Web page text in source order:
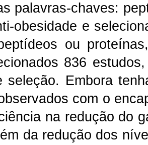
palavras-chaves:
obesidade e
ou
836
seleção. Embora
com o
na redução do
da redução dos